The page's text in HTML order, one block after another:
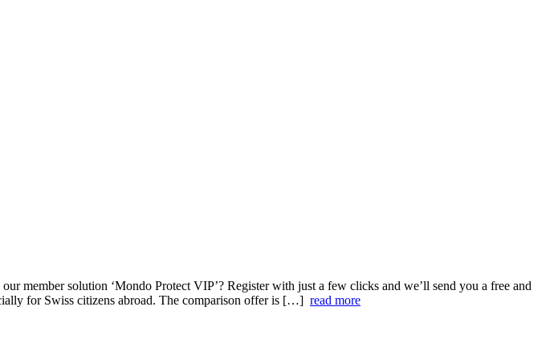
member solution ‘Mondo Protect VIP’? Register with just a few clicks and we’ll send you a free and
for Swiss citizens abroad. The comparison offer is […] read more